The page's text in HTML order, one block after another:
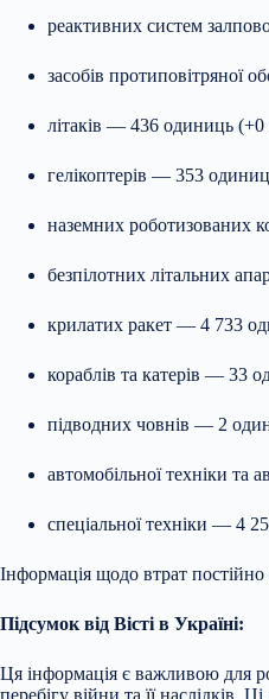
реактивних систем
засобів протиповітряної
літаків — 436 одиниць (+0
гелікоптерів — 353
наземних роботизованих
безпілотних літальних
крилатих ракет — 4 733
кораблів та катерів — 33
підводних човнів — 2
автомобільної техніки
спеціальної техніки — 4
Інформація щодо втрат
Підсумок від Вісті в Україні:
Ця інформація є важливою для
перебігу війни та її наслідків.